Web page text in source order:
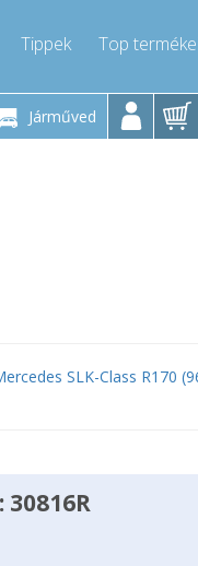
Tippek Top
Járműved
SLK-Class R170